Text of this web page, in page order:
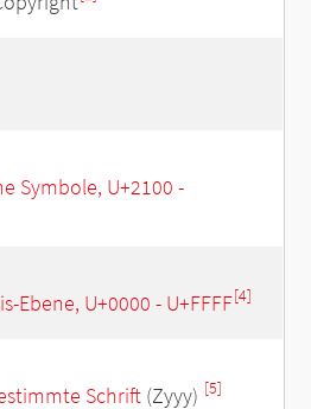
Symbole, U+2100 -
Ebene, U+0000 - U+FFFF[4]
Schrift(Zyyy) [5]